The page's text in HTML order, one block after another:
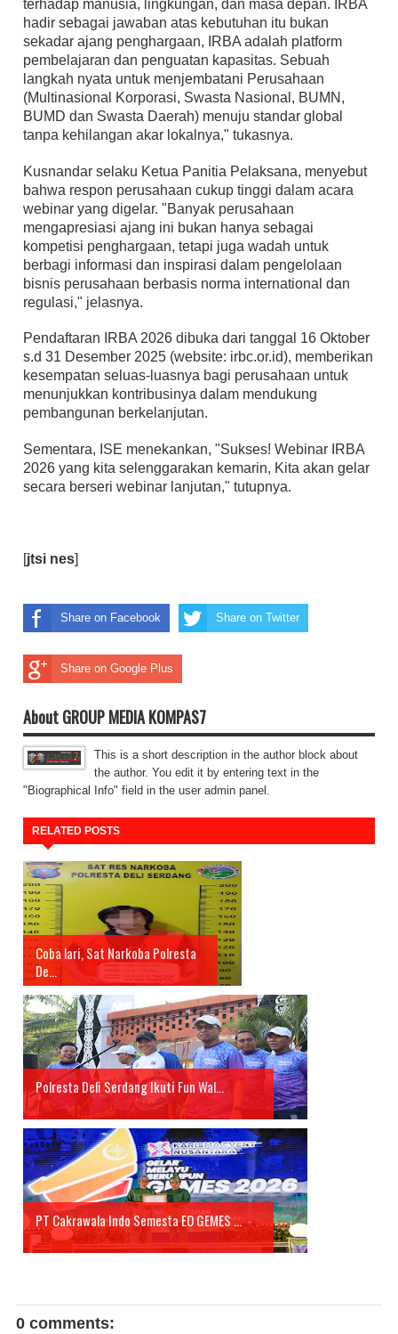
terhadap manusia, lingkungan, dan masa depan. IRBA
hadir sebagai jawaban atas kebutuhan itu bukan
sekadar ajang penghargaan, IRBA adalah platform
pembelajaran dan penguatan kapasitas. Sebuah
langkah nyata untuk menjembatani Perusahaan
(Multinasional Korporasi, Swasta Nasional, BUMN,
BUMD dan Swasta Daerah) menuju standar global
tanpa kehilangan akar lokalnya," tukasnya.
Kusnandar selaku Ketua Panitia Pelaksana, menyebut
bahwa respon perusahaan cukup tinggi dalam acara
webinar yang digelar. "Banyak perusahaan
mengapresiasi ajang ini bukan hanya sebagai
kompetisi penghargaan, tetapi juga wadah untuk
berbagi informasi dan inspirasi dalam pengelolaan
bisnis perusahaan berbasis norma international dan
regulasi," jelasnya.
Pendaftaran IRBA 2026 dibuka dari tanggal 16 Oktober
s.d 31 Desember 2025 (website: irbc.or.id), memberikan
kesempatan seluas-luasnya bagi perusahaan untuk
menunjukkan kontribusinya dalam mendukung
pembangunan berkelanjutan.
Sementara, ISE menekankan, "Sukses! Webinar IRBA
2026 yang kita selenggarakan kemarin, Kita akan gelar
secara berseri webinar lanjutan," tutupnya.
[jtsi nes]
Share on Facebook Share on Twitter
Share on Google Plus
About GROUP MEDIA KOMPAS7
This is a short description in the author block about
the author. You edit it by entering text in the
"Biographical Info" field in the user admin panel.
RELATED POSTS
Coba lari, Sat Narkoba Polresta
De...
Polresta Deli Serdang Ikuti Fun Wal...
PT Cakrawala Indo Semesta EO GEMES ...
0 comments: